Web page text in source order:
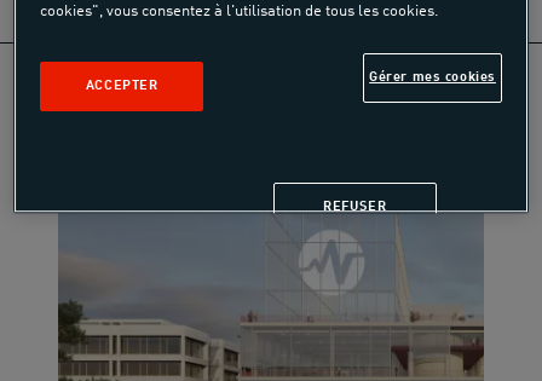
cookies", vous consentez à l'utilisation de tous les cookies.
Gérer mes cookies
REFUSER
ACCEPTER